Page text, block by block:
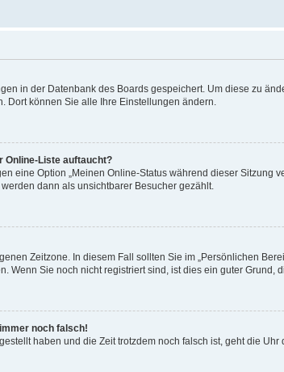
in der Datenbank des Boards gespeichert. Um diese zu
Dort können Sie alle Ihre Einstellungen ändern.
Online-Liste auftaucht?
eine Option „Meinen Online-Status während dieser Sitzung
dann als unsichtbarer Besucher gezählt.
Zeitzone. In diesem Fall sollten Sie im „Persönlichen
Wenn Sie noch nicht registriert sind, ist dies ein guter Grund,
noch falsch!
haben und die Zeit trotzdem noch falsch ist, geht die